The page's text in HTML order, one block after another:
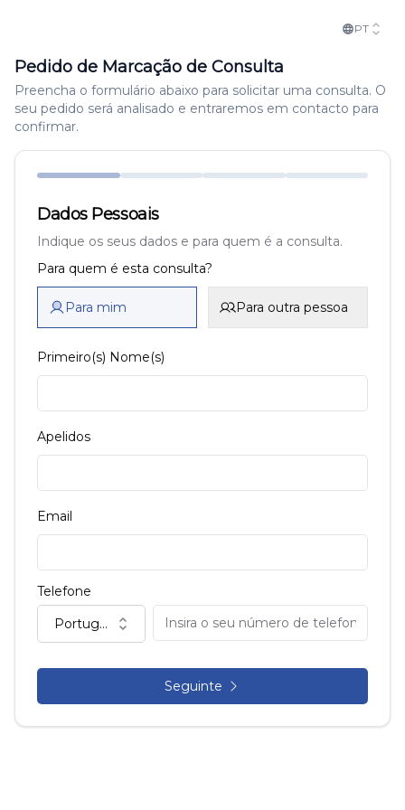
PT
Pedido de Marcação de Consulta
Preencha o formulário abaixo para solicitar uma consulta. O
seu pedido será analisado e entraremos em contacto para
confirmar.
Dados Pessoais
Indique os seus dados e para quem é a consulta.
Para quem é esta consulta?
Para mim Para outra pessoa
Primeiro(s) Nome(s)
Apelidos
Email
Telefone
Portugal (+351)
Seguinte